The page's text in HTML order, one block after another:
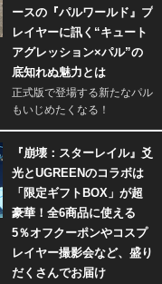
ースの『パルワールド』プ
レイヤーに訊く“キュート
アグレッション×パル”の
底知れぬ魅力とは
正式版で登場する新たなパル
もいじめたくなる！
『崩壊：スターレイル』爻
光とUGREENのコラボは
「限定ギフトBOX」が超
豪華！全6商品に使える
5％オフクーポンやコスプ
レイヤー撮影会など、盛り
だくさんでお届け